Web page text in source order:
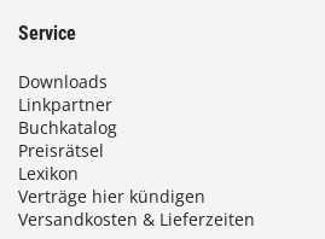
€
Service
Downloads
Linkpartner
Buchkatalog
Preisrätsel
Lexikon
Verträge hier kündigen
Versandkosten & Lieferzeiten